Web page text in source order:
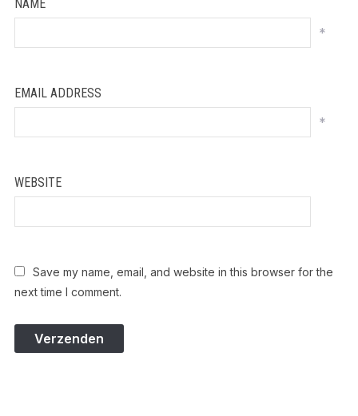
NAME
*
EMAIL ADDRESS
*
WEBSITE
Save my name, email, and website in this browser for the
next time I comment.